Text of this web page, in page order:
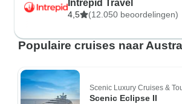
Intrepid Travel
4,5 (12.050 beoordelingen)
Populaire cruises naar
Scenic Luxury Cruises &
Scenic Eclipse II